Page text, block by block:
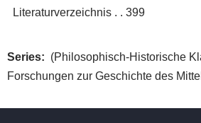
Literaturverzeichnis . . 399
Series
(Philosophisch-Historische
Forschungen zur Geschichte des